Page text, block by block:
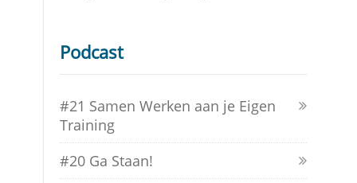
Podcast
#21 Samen Werken aan je Eigen
Training
#20 Ga Staan!